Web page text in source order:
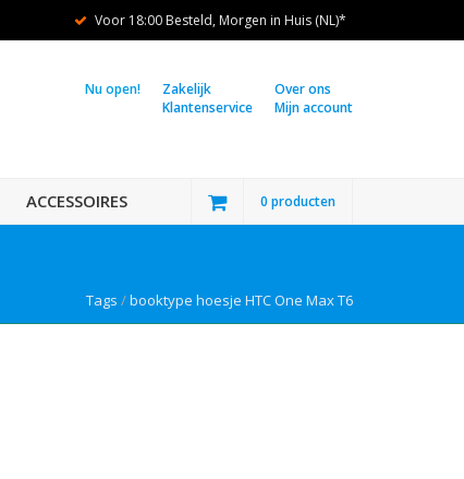
Voor 18:00 Besteld, Morgen in Huis (NL)*
Over ons
Mijn account
Zakelijk
Klantenservice
Nu open!
ACCESSOIRES 0 producten
Tags /booktype hoesje HTC One Max T6